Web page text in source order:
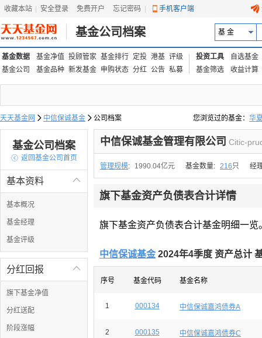
收藏本站 安全登录 免费开户 忘记密码 手机客户端
基金公司档案 基 金
基金数据 基金净值 投顾管家 基金排行 定投 港基 评级
基金公司
基金品种 新发基金 申购状态 分红 公告 私募
投资工具
自选基金
基金筛选
收益计算
天天基金网  中信保诚基金  公司档案 您浏览过的基金： 华
易方达上证中盘ETF联
基金公司档案
 返回基金公司首页

基本资料
基本概况
基金经理
基金评级

分红回报
旗下基金净值
分红送配
阶段涨幅
中信保诚基金管理有限公司 Citic-
管理规模: 1990.04亿元 基金数量: 216只 经
旗下基金资产负债表合计详情
旗下基金资产负债表合计基金明细一览
中信保诚基金 2024年4季度 资产总计
序号 基金代码 基金名称
1 000134 中信保诚嘉鸿债券A
2 000135 中信保诚嘉鸿债券C